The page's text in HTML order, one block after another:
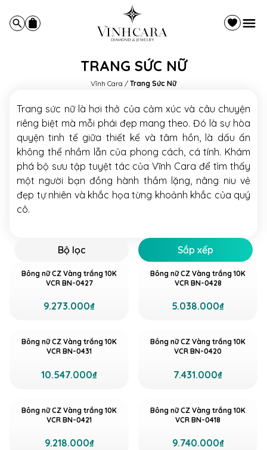
TRANG SỨC NỮ
Vĩnh Cara / Trang Sức Nữ
Trang sức nữ là hơi thở của cảm xúc và câu chuyện
riêng biệt mà mỗi phái đẹp mang theo. Đó là sự hòa
quyện tinh tế giữa thiết kế và tâm hồn, là dấu ấn
không thể nhầm lẫn của phong cách, cá tính. Khám
phá bộ sưu tập tuyệt tác của Vĩnh Cara để tìm thấy
một người bạn đồng hành thầm lặng, nâng niu vẻ
đẹp tự nhiên và khắc họa từng khoảnh khắc của quý
cô.
Bộ lọc Sắp xếp
Bông nữ CZ Vàng trắng 10K
VCR BN-0427
9.273.000₫
Bông nữ CZ Vàng trắng 10K
VCR BN-0428
5.038.000₫
Bông nữ CZ Vàng trắng 10K
VCR BN-0431
10.547.000₫
Bông nữ CZ Vàng trắng 10K
VCR BN-0420
7.431.000₫
Bông nữ CZ Vàng trắng 10K
VCR BN-0421
9.218.000₫
Bông nữ CZ Vàng trắng 10K
VCR BN-0418
9.740.000₫